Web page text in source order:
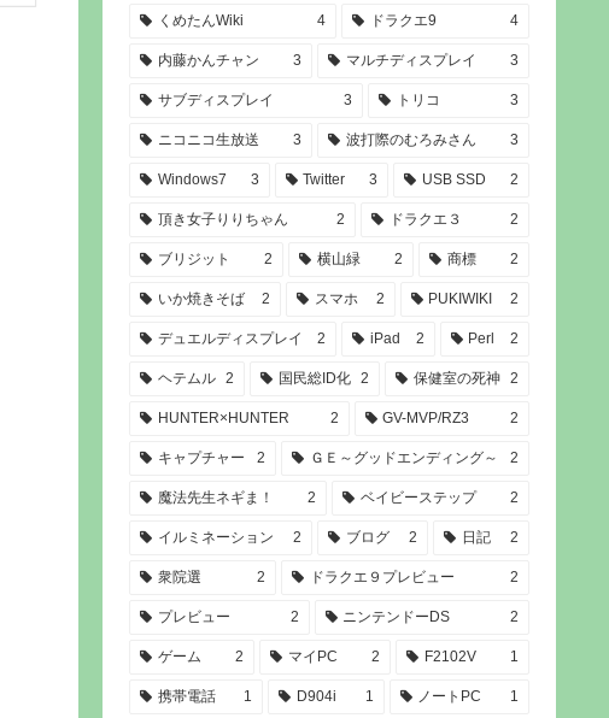
くめたんWiki 4 ドラクエ9 4
内藤かんチャン 3 マルチディスプレイ 3
サブディスプレイ 3 トリコ 3
ニコニコ生放送 3 波打際のむろみさん 3
Windows7 3 Twitter 3 USB SSD 2
頂き女子りりちゃん 2 ドラクエ３ 2
ブリジット 2 横山緑 2 商標 2
いか焼きそば 2 スマホ 2 PUKIWIKI 2
デュエルディスプレイ 2 iPad 2 Perl 2
ヘテムル 2 国民総ID化 2 保健室の死神 2
HUNTER×HUNTER 2 GV-MVP/RZ3 2
キャプチャー 2 ＧＥ～グッドエンディング～ 2
魔法先生ネギま！ 2 ベイビーステップ 2
イルミネーション 2 ブログ 2 日記 2
衆院選 2 ドラクエ９プレビュー 2
プレビュー 2 ニンテンドーDS 2
ゲーム 2 マイPC 2 F2102V 1
携帯電話 1 D904i 1 ノートPC 1